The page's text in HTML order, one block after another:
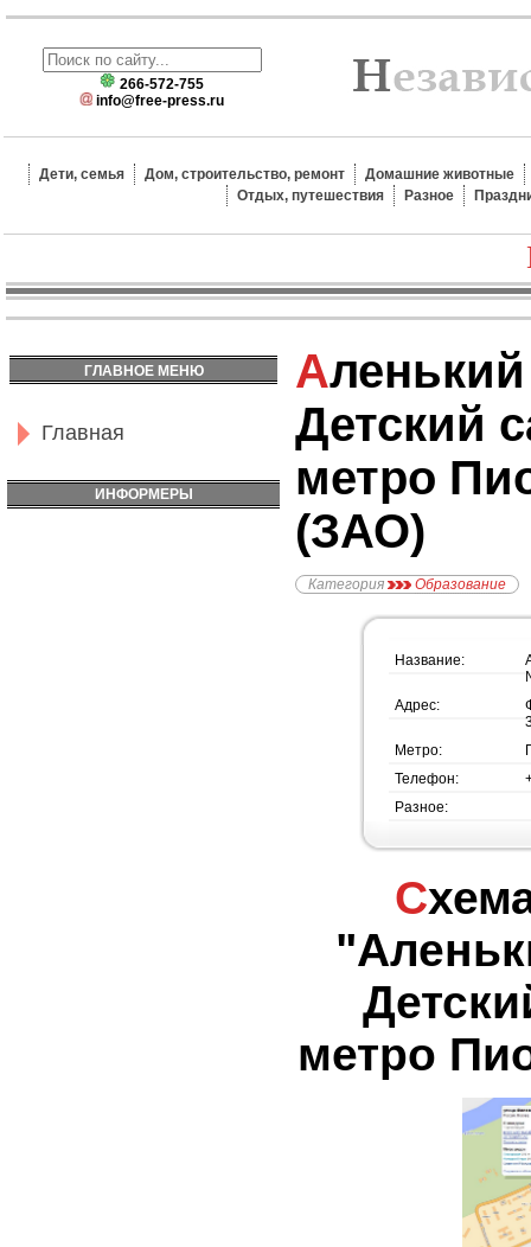
266-572-755
info@free-press.ru
Дети, семья Дом, строительство, ремонт
Домашние животные
Отдых, путешествия
Разное
ГЛАВНОЕ МЕНЮ
Главная
ИНФОРМЕРЫ
Аленький Цветочек
Детский
метро
(ЗАО)
Категория Образование
Название:
Адрес:
Метро:
Телефон:
Разное:
Схема проезда -
метро